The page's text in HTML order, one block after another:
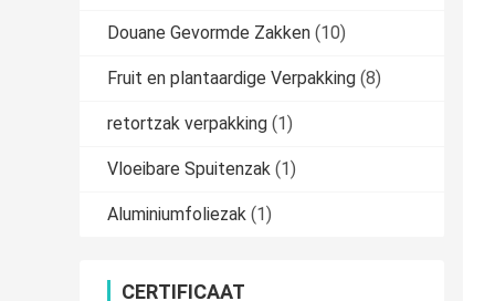
Douane Gevormde Zakken (10)
Fruit en plantaardige Verpakking (8)
retortzak verpakking (1)
Vloeibare Spuitenzak (1)
Aluminiumfoliezak (1)
CERTIFICAAT